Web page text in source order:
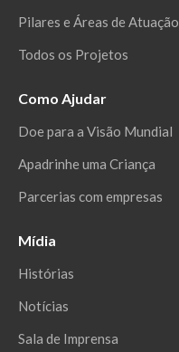
Pilares e Áreas de Atuação
Todos os Projetos
Como Ajudar
Doe para a Visão Mundial
Apadrinhe uma Criança
Parcerias com empresas
Mídia
Histórias
Notícias
Sala de Imprensa